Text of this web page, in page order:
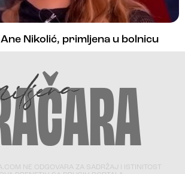
Nikolić, primljena u bolnicu
NE ODGOVARA ZA SADRŽAJ I ISTINITOST